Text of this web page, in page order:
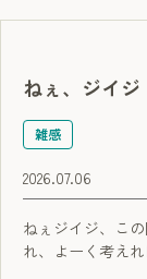
ねぇ、ジイジ
雑感
2026.07.06
ねぇジイジ、こ
れ、よーく考え